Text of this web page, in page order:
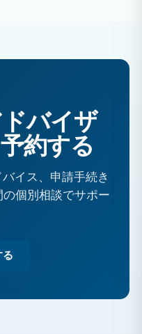
バイザ
約する
イス、申請手続き
個別相談でサポー
る